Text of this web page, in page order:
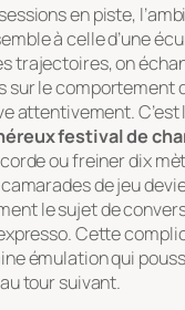
en piste,
à celle d’une
trajectoires, on
sur le comportement
attentivement.
festival de
ou freiner dix
de jeu
le sujet de
Cette
émulation qui
tour suivant.